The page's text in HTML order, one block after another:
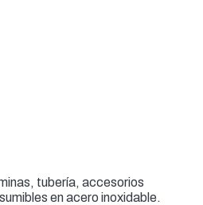
tubería, accesorios
en acero inoxidable.